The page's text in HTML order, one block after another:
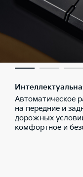
Автоматическое
на передние и
дорожных
комфортное и